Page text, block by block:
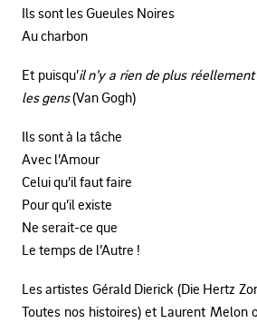
Ils sont les Gueules Noires
Au charbon
Et puisqu’il n’y a rien de plus
les gens(Van Gogh)
Ils sont à la tâche
Avec l’Amour
Celui qu’il faut faire
Pour qu’il existe
Ne serait-ce que
Le temps de l’Autre !
Les artistes Gérald Dierick (Die Hertz
Toutes nos histoires) et Laurent Melon